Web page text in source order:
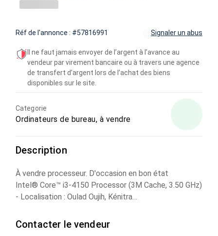
Réf de l'annonce : #57816991 Signaler un abus
Il ne faut jamais envoyer de l’argent à l’avance au
vendeur par virement bancaire ou à travers une agence
de transfert d’argent lors de l’achat des biens
disponibles sur le site.
Categorie
Ordinateurs de bureau, à vendre
Description
À vendre processeur. D'occasion en bon état
Intel® Core™ i3-4150 Processor (3M Cache, 3.50 GHz)
- Localisation : Oulad Oujih, Kénitra
Contacter le vendeur